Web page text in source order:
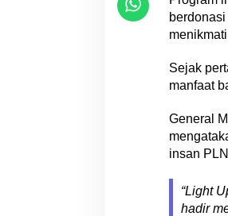
Sejak
manfaat
General
insan
“Light
hadir